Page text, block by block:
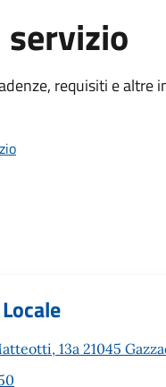
requisiti e
13a 21045